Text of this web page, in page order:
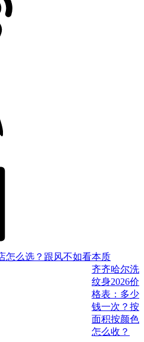
怎么选？跟风不如看本质
齐齐哈尔洗
纹身2026价
格表：多少
钱一次？按
面积按颜色
怎么收？